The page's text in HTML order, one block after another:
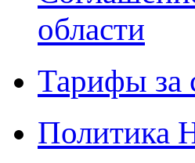
области
Тарифы за
Политика